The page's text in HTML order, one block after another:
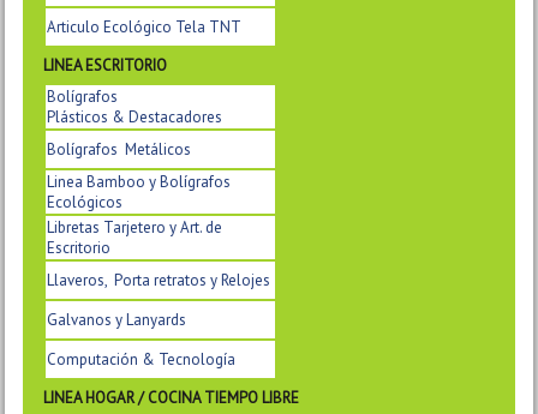
Articulo Ecológico Tela TNT
LINEA ESCRITORIO
Bolígrafos
Plásticos & Destacadores
Bolígrafos Metálicos
Linea Bamboo y Bolígrafos
Ecológicos
Libretas Tarjetero y Art. de
Escritorio
Llaveros, Porta retratos y Relojes
Galvanos y Lanyards
Computación & Tecnología
LINEA HOGAR / COCINA TIEMPO LIBRE